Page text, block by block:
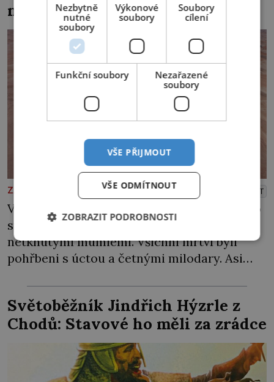
dlouho po jeho smrti […]
modroocí blonďáci?
ZAJÍMAVOSTI PŘEHRÁT
V poušti Taklamakan byla koncem minulého
století objevena stovka hrobů s téměř
netknutými mumiemi. Všichni mrtví byli
pohřbeni s úctou a četnými milodary. Asi
chlapečka s modrou filcovou čapkou, z níž se
draly blonďaté vlásky. Fakt, že jsou těla
dávných lidí nesmírně dobře zachovalá,
přičítají odborníci zdejším klimatickým
podmínkám. Sucho, prosolené písky a
extrémně […]
Světoběžník Jindřich Hýzrle z
Chodů: Stavové ho měli za zrádce
Nezbytně
nutné
soubory
Výkonové
soubory
Soubory
cílení
Funkční soubory
Nezařazené
soubory
VŠE PŘIJMOUT
VŠE ODMÍTNOUT
ZOBRAZIT PODROBNOSTI